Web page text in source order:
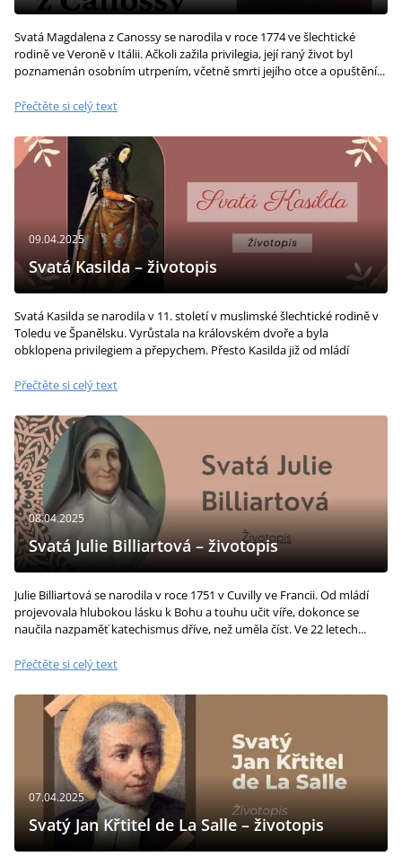
Svatá Magdalena z Canossy se narodila v roce 1774 ve šlechtické
rodině ve Veroně v Itálii. Ačkoli zažila privilegia, její raný život byl
poznamenán osobním utrpením, včetně smrti jejího otce a opuštění...
Přečtěte si celý text
09.04.2025
Svatá Kasilda – životopis
Svatá Kasilda se narodila v 11. století v muslimské šlechtické rodině v
Toledu ve Španělsku. Vyrůstala na královském dvoře a byla
obklopena privilegiem a přepychem. Přesto Kasilda již od mládí
Přečtěte si celý text
08.04.2025
Svatá Julie Billiartová – životopis
Julie Billiartová se narodila v roce 1751 v Cuvilly ve Francii. Od mládí
projevovala hlubokou lásku k Bohu a touhu učit víře, dokonce se
naučila nazpaměť katechismus dříve, než uměla číst. Ve 22 letech...
Přečtěte si celý text
07.04.2025
Svatý Jan Křtitel de La Salle – životopis